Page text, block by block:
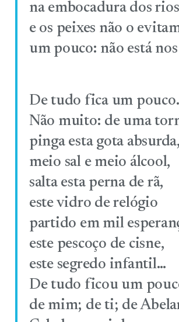
na embocadura dos rios
e os peixes não o
um pouco: não está
De tudo fica um pouco.
Não muito: de uma
pinga esta gota absurda,
meio sal e meio álcool,
salta esta perna de rã,
este vidro de relógio
partido em mil
este pescoço de cisne,
este segredo infantil…
De tudo ficou um
de mim; de ti; de